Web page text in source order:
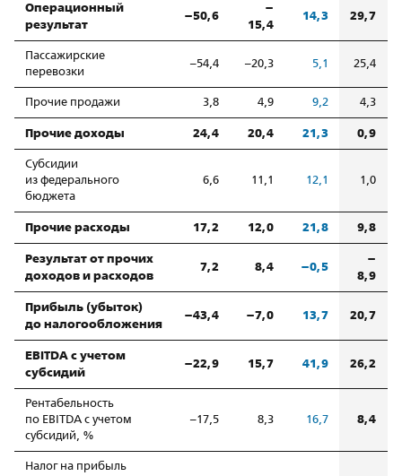
Операционный
результат
–50,6
–
15,4
14,3 29,7
Пассажирские
перевозки
–54,4 –20,3 5,1 25,4
Прочие продажи 3,8 4,9 9,2 4,3
Прочие доходы 24,4 20,4 21,3 0,9
Субсидии
из федерального
бюджета
6,6 11,1 12,1 1,0
Прочие расходы 17,2 12,0 21,8 9,8
Результат от прочих
доходов и расходов
7,2 8,4 –0,5
–
8,9
Прибыль (убыток)
до налогообложения
–43,4 –7,0 13,7 20,7
EBITDA с учетом
субсидий
–22,9 15,7 41,9 26,2
Рентабельность
по EBITDA с учетом
субсидий, %
–17,5 8,3 16,7 8,4
Налог на прибыль